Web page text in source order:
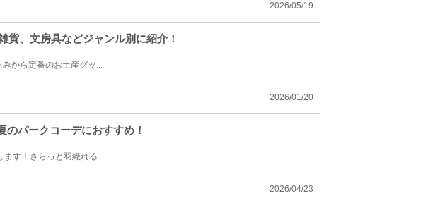
2026/05/19
貨、文房具などジャンル別に紹介！
から定番のお土産グッ...
2026/01/20
のパークコーデにおすすめ！
す！さらっと羽織れる...
2026/04/23